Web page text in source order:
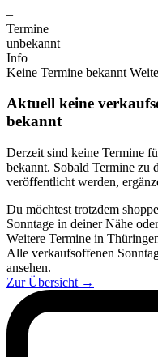
–
Termine
unbekannt
Info
Keine Termine bekannt
Aktuell keine
bekannt
Derzeit sind keine Termine
bekannt. Sobald Termine zu
veröffentlicht werden,
Du möchtest trotzdem
Sonntage in deiner Nähe
Weitere Termine in
Alle verkaufsoffenen
ansehen.
Zur Übersicht →